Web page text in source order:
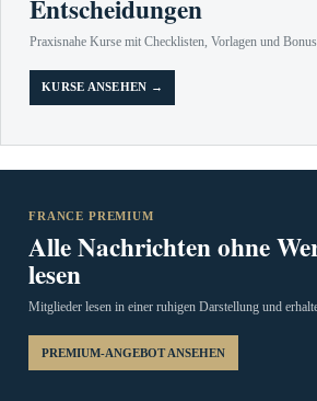
Entscheidungen
Praxisnahe Kurse mit Checklisten, Vorlagen und
KURSE ANSEHEN →
FRANCE PREMIUM
Alle Nachrichten ohne
lesen
Mitglieder lesen in einer ruhigen Darstellung und
PREMIUM-ANGEBOT ANSEHEN